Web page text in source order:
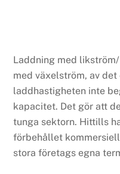
Laddning med
med växelström, av
laddhastigheten inte
kapacitet. Det gör att
tunga sektorn. Hittills
förbehållet
stora företags egna